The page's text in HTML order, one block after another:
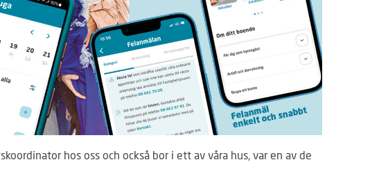
hos oss och också bor i ett av våra hus, var en av de